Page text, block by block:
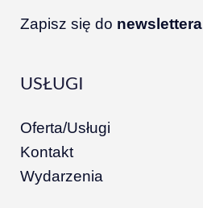
Zapisz się do newslettera
USŁUGI
Oferta/Usługi
Kontakt
Wydarzenia